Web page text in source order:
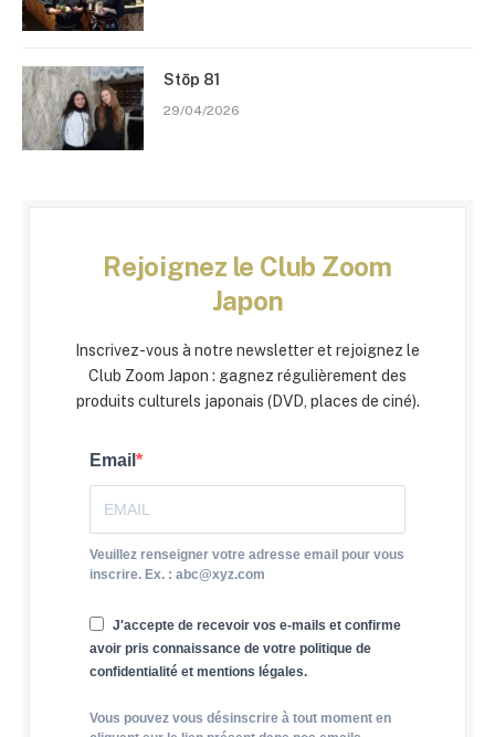
Stōp 81
29/04/2026
Rejoignez le Club Zoom
Japon
Inscrivez-vous à notre newsletter et rejoignez le
Club Zoom Japon : gagnez régulièrement des
produits culturels japonais (DVD, places de ciné).
Email
Veuillez renseigner votre adresse email pour vous
inscrire. Ex. : abc@xyz.com
J'accepte de recevoir vos e-mails et confirme
avoir pris connaissance de votre politique de
confidentialité et mentions légales.
Vous pouvez vous désinscrire à tout moment en